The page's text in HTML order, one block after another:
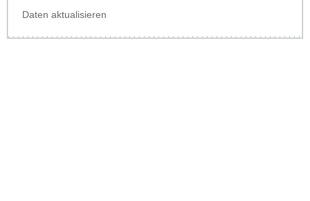
Daten aktualisieren